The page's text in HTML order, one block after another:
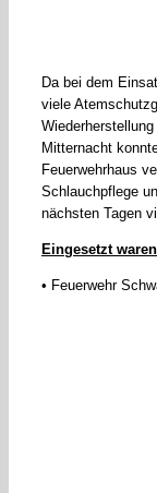
Da bei dem
viele
Mitternacht
Feuerwehrhaus
Schlauchpflege
nächsten Tagen
Eingesetzt
• Feuerwehr